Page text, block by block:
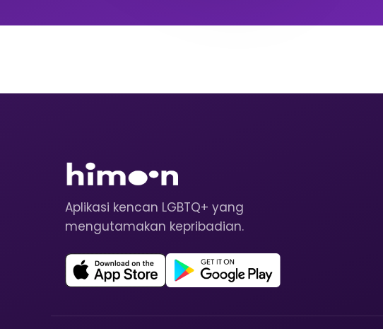
Aplikasi kencan LGBTQ+ yang
mengutamakan kepribadian.